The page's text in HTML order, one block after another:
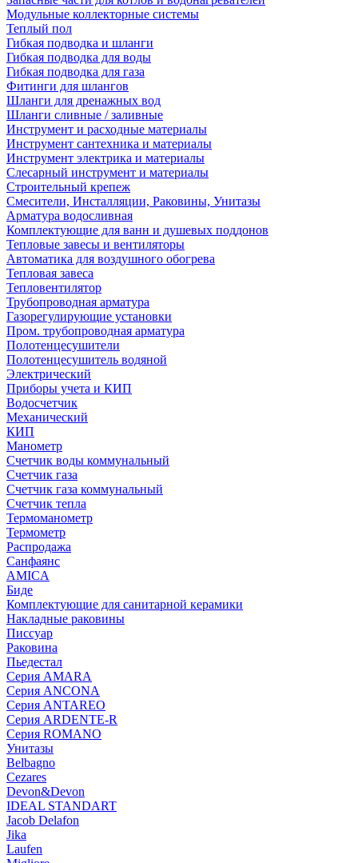
Модульные коллекторные системы
Теплый пол
Гибкая подводка и шланги
Гибкая подводка для воды
Гибкая подводка для газа
Фитинги для шлангов
Шланги для дренажных вод
Шланги сливные / заливные
Инструмент и расходные материалы
Инструмент сантехника и материалы
Инструмент электрика и материалы
Слесарный инструмент и материалы
Строительный крепеж
Смесители, Инсталляции, Раковины, Унитазы
Арматура водосливная
Комплектующие для ванн и душевых поддонов
Тепловые завесы и вентиляторы
Автоматика для воздушного обогрева
Тепловая завеса
Тепловентилятор
Трубопроводная арматура
Газорегулирующие установки
Пром. трубопроводная арматура
Полотенцесушители
Полотенцесушитель водяной
Электрический
Приборы учета и КИП
Водосчетчик
Механический
КИП
Манометр
Счетчик воды коммунальный
Счетчик газа
Счетчик газа коммунальный
Счетчик тепла
Термоманометр
Термометр
Распродажа
Санфаянс
AMICA
Биде
Комплектующие для санитарной керамики
Накладные раковины
Писсуар
Раковина
Пьедестал
Серия AMARA
Серия ANCONA
Серия ANTAREO
Серия ARDENTE-R
Серия ROMANO
Унитазы
Belbagno
Cezares
Devon&Devon
IDEAL STANDART
Jacob Delafon
Jika
Laufen